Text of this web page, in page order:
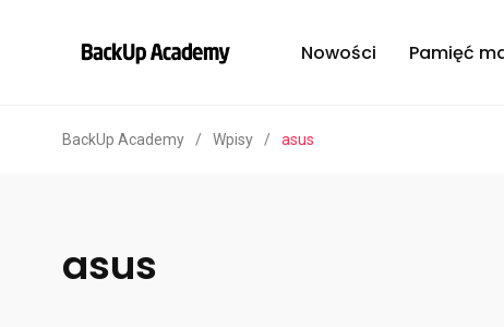
Nowości Pamięć
BackUp Academy / Wpisy / asus
asus